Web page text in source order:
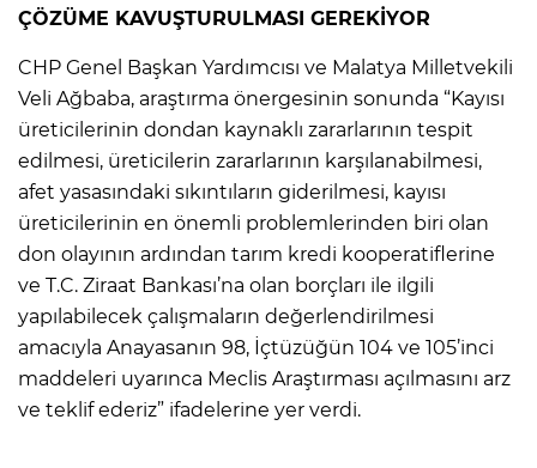
ÇÖZÜME KAVUŞTURULMASI GEREKİYOR
CHP Genel Başkan Yardımcısı ve Malatya Milletvekili
Veli Ağbaba, araştırma önergesinin sonunda “Kayısı
üreticilerinin dondan kaynaklı zararlarının tespit
edilmesi, üreticilerin zararlarının karşılanabilmesi,
afet yasasındaki sıkıntıların giderilmesi, kayısı
üreticilerinin en önemli problemlerinden biri olan
don olayının ardından tarım kredi kooperatiflerine
ve T.C. Ziraat Bankası’na olan borçları ile ilgili
yapılabilecek çalışmaların değerlendirilmesi
amacıyla Anayasanın 98, İçtüzüğün 104 ve 105’inci
maddeleri uyarınca Meclis Araştırması açılmasını arz
ve teklif ederiz” ifadelerine yer verdi.